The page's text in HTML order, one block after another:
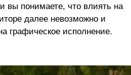
вы понимаете, что влиять на
далее невозможно и
графическое исполнение.